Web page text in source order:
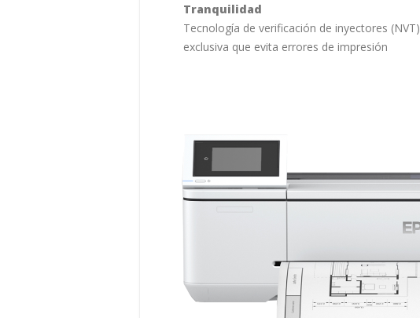
Tranquilidad
Tecnología de verificación de inyectores (NVT)
exclusiva que evita errores de impresión